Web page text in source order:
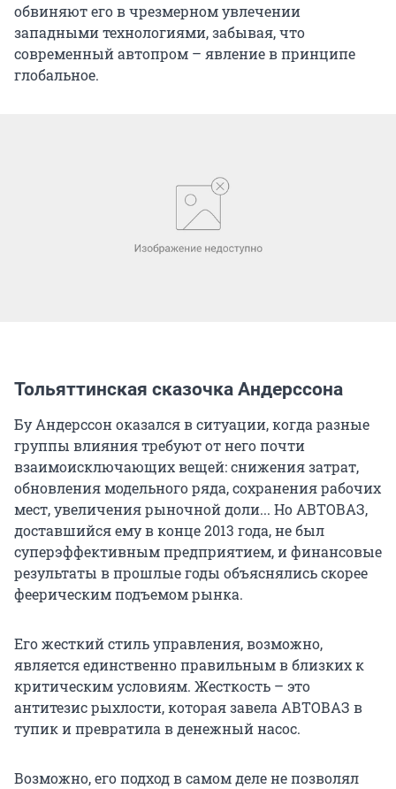
обвиняют его в чрезмерном увлечении
западными технологиями, забывая, что
современный автопром – явление в принципе
глобальное.
Тольяттинская сказочка Андерссона
Бу Андерссон оказался в ситуации, когда разные
группы влияния требуют от него почти
взаимоисключающих вещей: снижения затрат,
обновления модельного ряда, сохранения рабочих
мест, увеличения рыночной доли... Но АВТОВАЗ,
доставшийся ему в конце 2013 года, не был
суперэффективным предприятием, и финансовые
результаты в прошлые годы объяснялись скорее
феерическим подъемом рынка.
Его жесткий стиль управления, возможно,
является единственно правильным в близких к
критическим условиям. Жесткость – это
антитезис рыхлости, которая завела АВТОВАЗ в
тупик и превратила в денежный насос.
Возможно, его подход в самом деле не позволял